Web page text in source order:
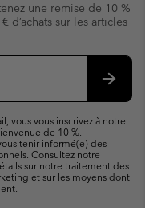
une remise de 10 %
d’achats sur les articles
vous vous inscrivez à notre
de 10 %.
tenir informé(e) des
Consultez notre
sur notre traitement des
et sur les moyens dont